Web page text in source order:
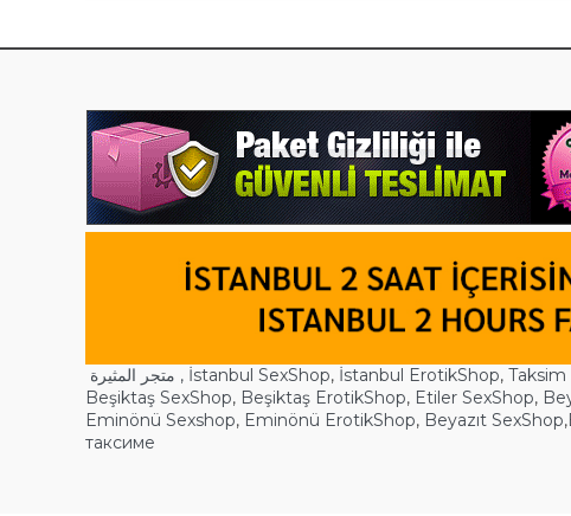
متجر المثيرة , İstanbul SexShop, İstanbul ErotikShop, Taksim
Beşiktaş SexShop, Beşiktaş ErotikShop, Etiler SexShop,
Eminönü Sexshop, Eminönü ErotikShop, Beyazıt SexShop,
таксиме